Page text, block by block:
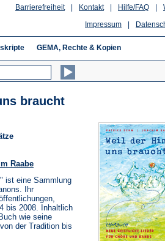
Hilfe/FAQ
Kontakt
Barrierefreiheit
Impressum
GEMA, Rechte & Kopien
braucht
Raabe
ist eine Sammlung
Ihr
bis 2008. Inhaltlich
wie seine
der Tradition bis